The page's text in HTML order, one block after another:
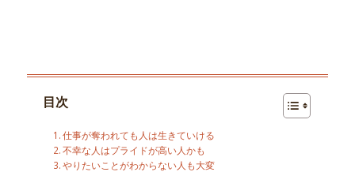
目次
仕事が奪われても人は生きていける
不幸な人はプライドが高い人かも
やりたいことがわからない人も大変